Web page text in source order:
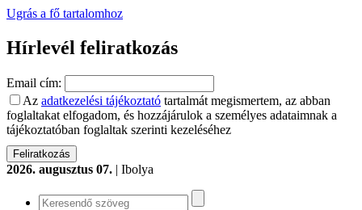
Ugrás a fő tartalomhoz
Hírlevél feliratkozás
Email cím:
Az adatkezelési tájékoztató tartalmát megismertem, az abban
foglaltakat elfogadom, és hozzájárulok a személyes adataimnak a
tájékoztatóban foglaltak szerinti kezeléséhez
2026. augusztus 07. | Ibolya